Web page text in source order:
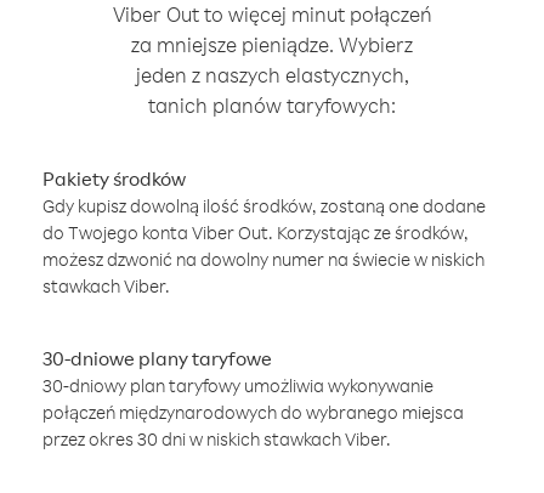
Viber Out to więcej minut połączeń
za mniejsze pieniądze. Wybierz
jeden z naszych elastycznych,
tanich planów taryfowych:
Pakiety środków
Gdy kupisz dowolną ilość środków, zostaną one dodane
do Twojego konta Viber Out. Korzystając ze środków,
możesz dzwonić na dowolny numer na świecie w niskich
stawkach Viber.
30-dniowe plany taryfowe
30-dniowy plan taryfowy umożliwia wykonywanie
połączeń międzynarodowych do wybranego miejsca
przez okres 30 dni w niskich stawkach Viber.